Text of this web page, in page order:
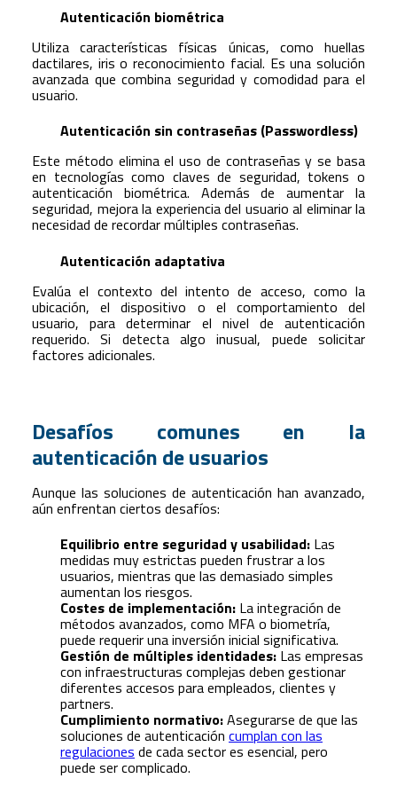
Autenticación biométrica
Utiliza características físicas únicas, como huellas
dactilares, iris o reconocimiento facial. Es una solución
avanzada que combina seguridad y comodidad para el
usuario.
Autenticación sin contraseñas (Passwordless)
Este método elimina el uso de contraseñas y se basa
en tecnologías como claves de seguridad, tokens o
autenticación biométrica. Además de aumentar la
seguridad, mejora la experiencia del usuario al eliminar la
necesidad de recordar múltiples contraseñas.
Autenticación adaptativa
Evalúa el contexto del intento de acceso, como la
ubicación, el dispositivo o el comportamiento del
usuario, para determinar el nivel de autenticación
requerido. Si detecta algo inusual, puede solicitar
factores adicionales.
Desafíos comunes en la
autenticación de usuarios
Aunque las soluciones de autenticación han avanzado,
aún enfrentan ciertos desafíos:
Equilibrio entre seguridad y usabilidad: Las
medidas muy estrictas pueden frustrar a los
usuarios, mientras que las demasiado simples
aumentan los riesgos.
Costes de implementación: La integración de
métodos avanzados, como MFA o biometría,
puede requerir una inversión inicial significativa.
Gestión de múltiples identidades: Las empresas
con infraestructuras complejas deben gestionar
diferentes accesos para empleados, clientes y
partners.
Cumplimiento normativo:Asegurarse de que las
soluciones de autenticación cumplan con las
regulaciones de cada sector es esencial, pero
puede ser complicado.